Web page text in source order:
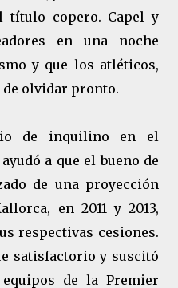
título copero. Capel y
en una noche
y que los atléticos,
de olvidar pronto.
de inquilino en el
a que el bueno de
de una proyección
en 2011 y 2013,
respectivas cesiones.
satisfactorio y suscitó
de la Premier